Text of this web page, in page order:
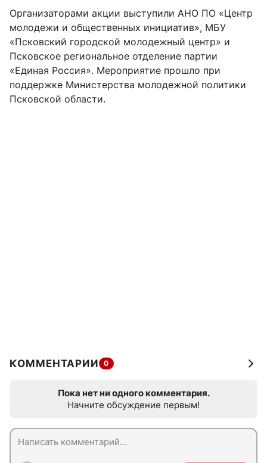
Организаторами акции выступили АНО ПО «Центр
молодежи и общественных инициатив», МБУ
«Псковский городской молодежный центр» и
Псковское региональное отделение партии
«Единая Россия». Мероприятие прошло при
поддержке Министерства молодежной политики
Псковской области.
КОММЕНТАРИИ 0
Пока нет ни одного комментария.
Начните обсуждение первым!